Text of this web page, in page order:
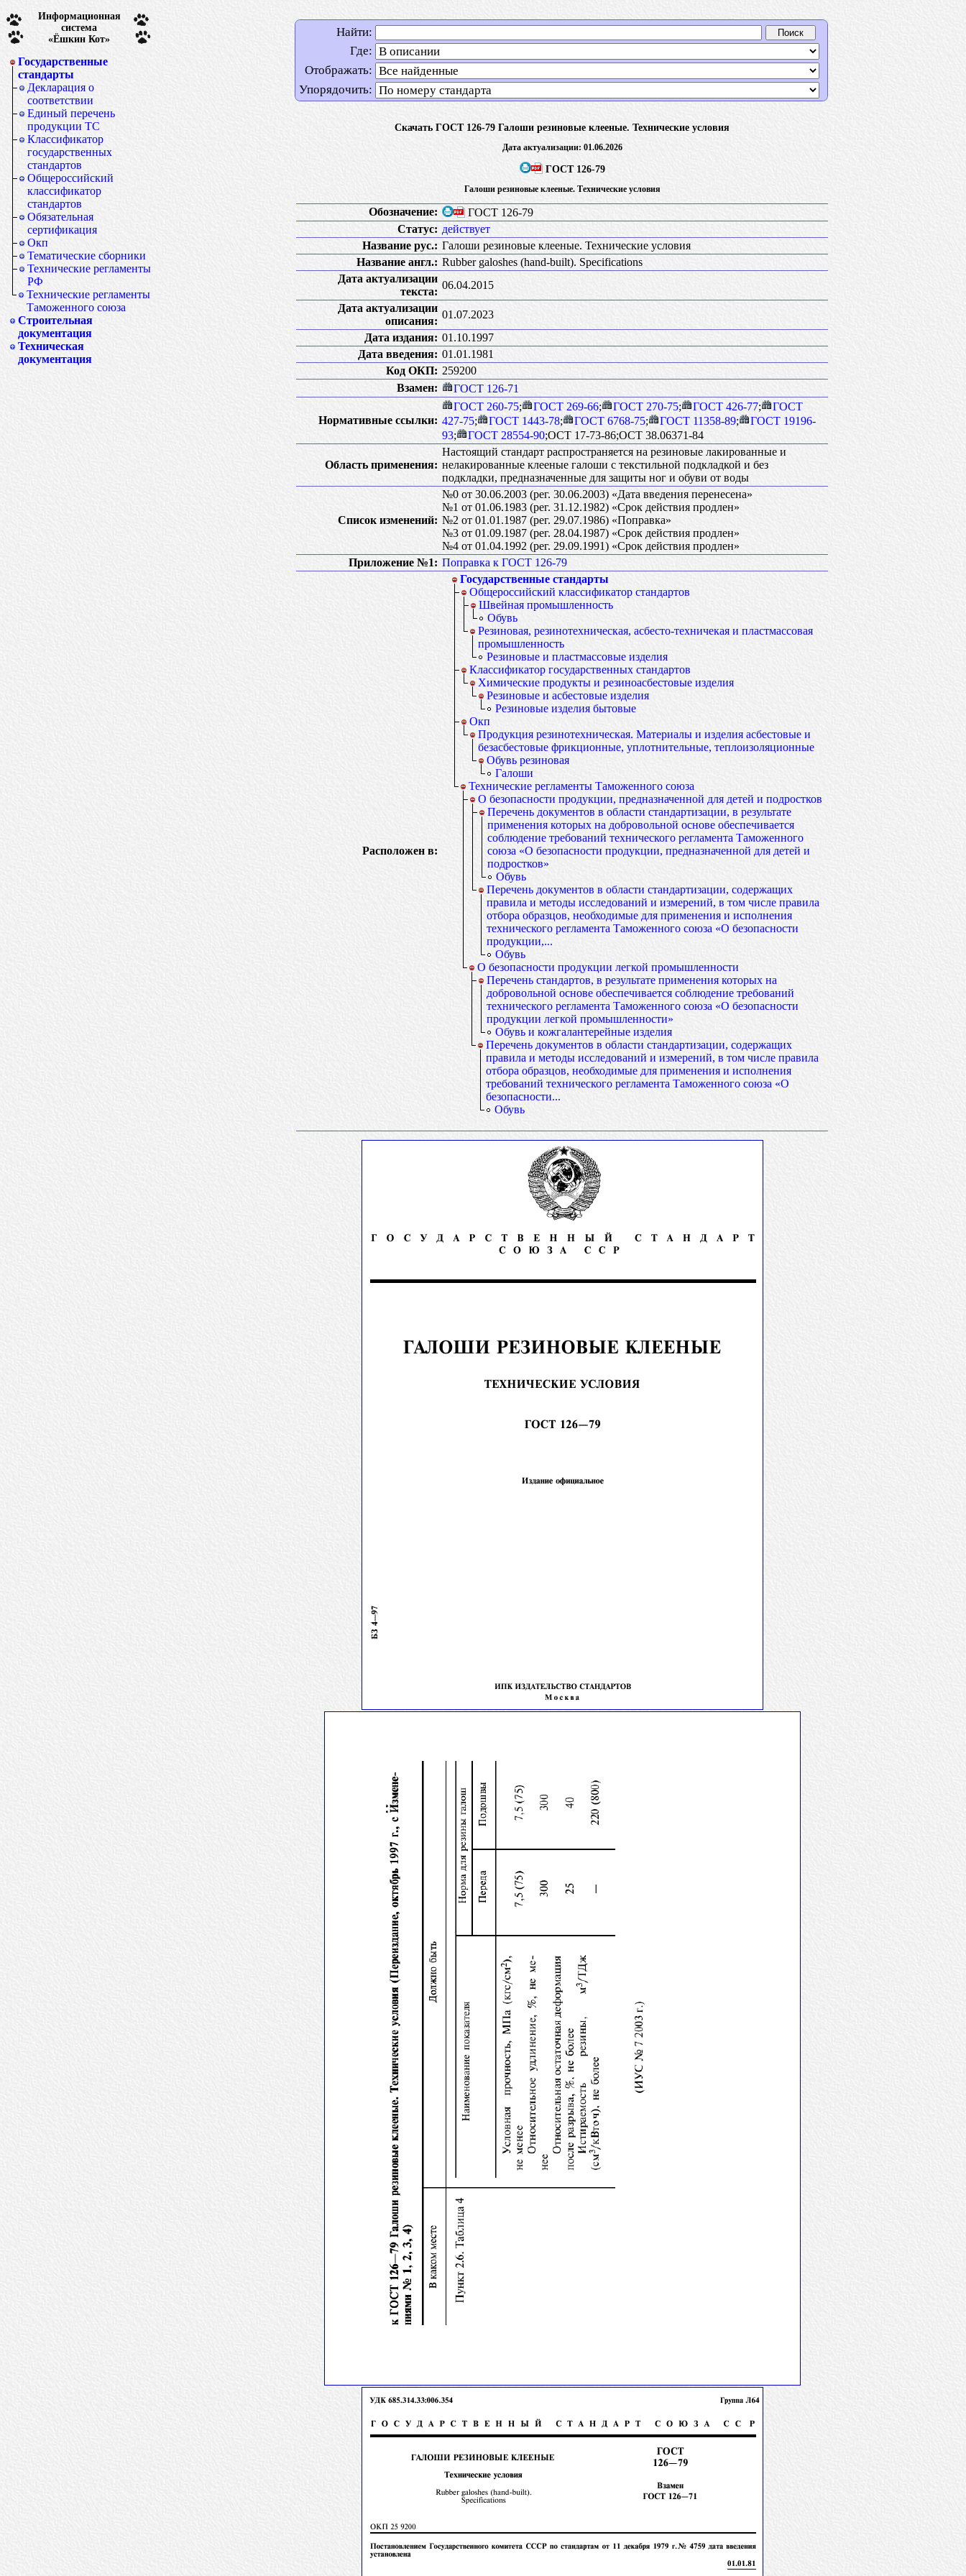
Информационная
система
«Ёшкин Кот»
Государственные
стандарты
Декларация о
соответствии
Единый перечень
продукции ТС
Классификатор
государственных
стандартов
Общероссийский
классификатор
стандартов
Обязательная
сертификация
Окп
Тематические сборники
Технические регламенты
РФ
Технические регламенты
Таможенного союза
Строительная
документация
Техническая
документация
Найти:
Где:
Отображать:
Упорядочить:
Скачать ГОСТ 126-79 Галоши резиновые клееные. Технические условия
Дата актуализации: 01.06.2026
ГОСТ 126-79
Галоши резиновые клееные. Технические условия
Обозначение:
ГОСТ 126-79
Статус: действует
Название рус.: Галоши резиновые клееные. Технические условия
Название англ.: Rubber galoshes (hand-built). Specifications
Дата актуализации
текста:
06.04.2015
Дата актуализации
описания:
01.07.2023
Дата издания: 01.10.1997
Дата введения: 01.01.1981
Код ОКП: 259200
Взамен:
ГОСТ 126-71
Нормативные ссылки:
ГОСТ 260-75; ГОСТ 269-66; ГОСТ 270-75; ГОСТ 426-77;
ГОСТ
427-75; ГОСТ 1443-78; ГОСТ 6768-75; ГОСТ 11358-89;
ГОСТ 19196-
93; ГОСТ 28554-90;ОСТ 17-73-86;ОСТ 38.06371-84
Область применения:
Настоящий стандарт распространяется на резиновые лакированные и
нелакированные клееные галоши с текстильной подкладкой и без
подкладки, предназначенные для защиты ног и обуви от воды
Список изменений:
№0 от 30.06.2003 (рег. 30.06.2003) «Дата введения перенесена»
№1 от 01.06.1983 (рег. 31.12.1982) «Срок действия продлен»
№2 от 01.01.1987 (рег. 29.07.1986) «Поправка»
№3 от 01.09.1987 (рег. 28.04.1987) «Срок действия продлен»
№4 от 01.04.1992 (рег. 29.09.1991) «Срок действия продлен»
Приложение №1: Поправка к ГОСТ 126-79
Расположен в:
Государственные стандарты
Общероссийский классификатор стандартов
Швейная промышленность
Обувь
Резиновая, резинотехническая, асбесто-техничекая и пластмассовая
промышленность
Резиновые и пластмассовые изделия
Классификатор государственных стандартов
Химические продукты и резиноасбестовые изделия
Резиновые и асбестовые изделия
Резиновые изделия бытовые
Окп
Продукция резинотехническая. Материалы и изделия асбестовые и
безасбестовые фрикционные, уплотнительные, теплоизоляционные
Обувь резиновая
Галоши
Технические регламенты Таможенного союза
О безопасности продукции, предназначенной для детей и подростков
Перечень документов в области стандартизации, в результате
применения которых на добровольной основе обеспечивается
соблюдение требований технического регламента Таможенного
союза «О безопасности продукции, предназначенной для детей и
подростков»
Обувь
Перечень документов в области стандартизации, содержащих
правила и методы исследований и измерений, в том числе правила
отбора образцов, необходимые для применения и исполнения
технического регламента Таможенного союза «О безопасности
продукции,...
Обувь
О безопасности продукции легкой промышленности
Перечень стандартов, в результате применения которых на
добровольной основе обеспечивается соблюдение требований
технического регламента Таможенного союза «О безопасности
продукции легкой промышленности»
Обувь и кожгалантерейные изделия
Перечень документов в области стандартизации, содержащих
правила и методы исследований и измерений, в том числе правила
отбора образцов, необходимые для применения и исполнения
требований технического регламента Таможенного союза «О
безопасности...
Обувь